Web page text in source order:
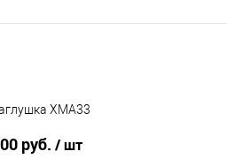
XMA33
руб. / шт